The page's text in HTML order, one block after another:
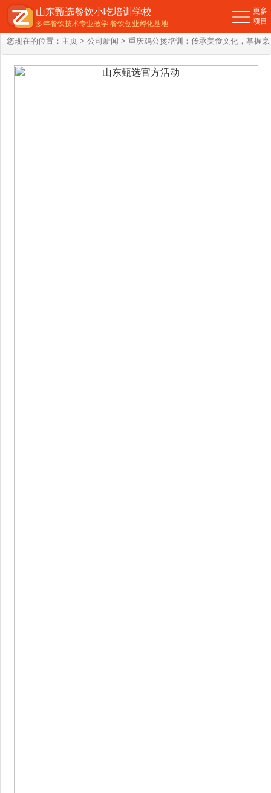
您现在的位置： 主页 > 公司新闻 > 重庆鸡公煲培训：传承美食文化，掌握烹
饪精髓
山东甄选餐饮小吃培训学校
多年餐饮技术专业教学 餐饮创业孵化基地
更多
项目